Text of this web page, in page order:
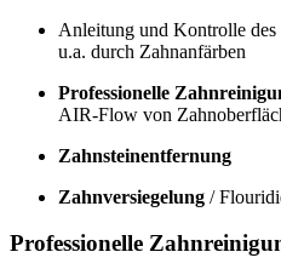
Anleitung und Kontrolle des
u.a. durch Zahnanfärben
Professionelle
AIR-Flow von
Zahnsteinentfernung
Zahnversiegelung /
Professionelle